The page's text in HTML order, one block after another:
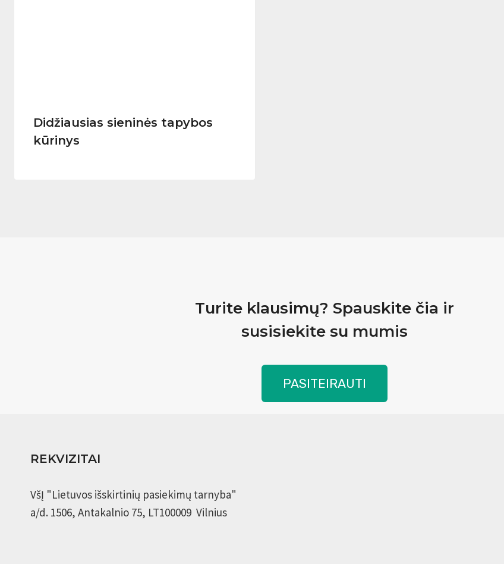
Didžiausias sieninės tapybos
kūrinys
Turite klausimų? Spauskite čia ir
susisiekite su mumis
PASITEIRAUTI
REKVIZITAI
VšĮ "Lietuvos išskirtinių pasiekimų tarnyba"
a/d. 1506, Antakalnio 75, LT100009 Vilnius